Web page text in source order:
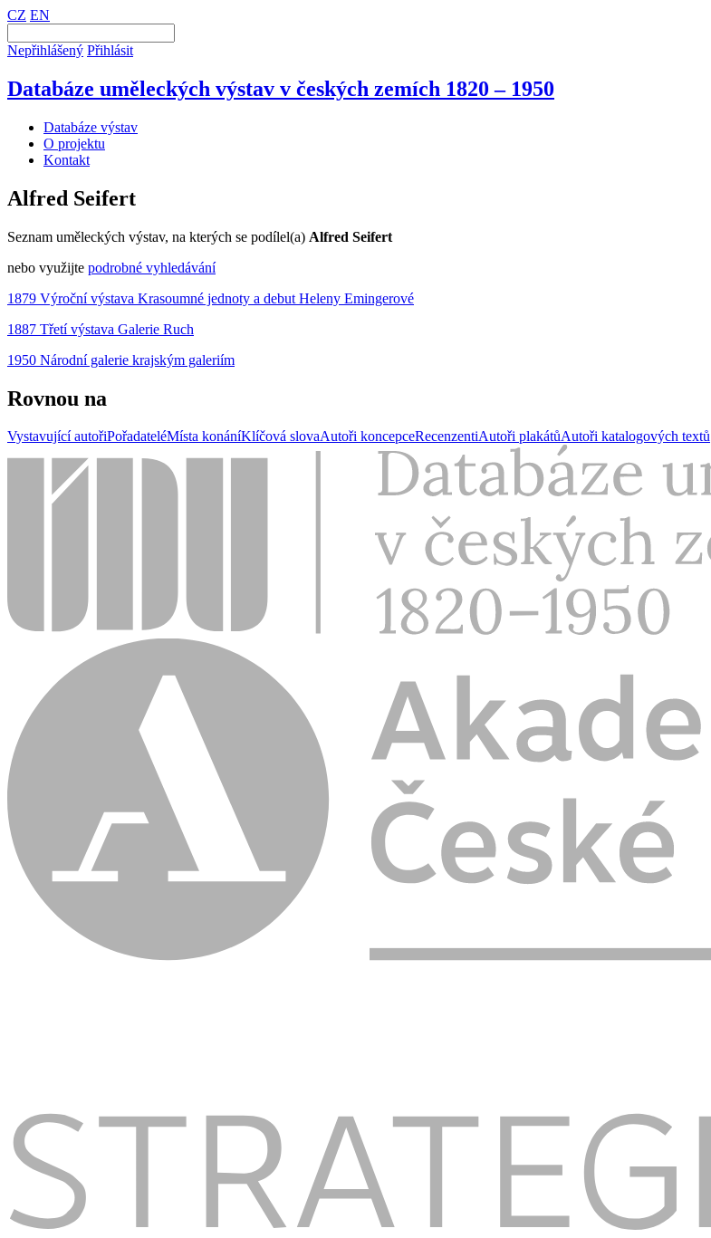
CZ EN
Nepřihlášený Přihlásit
Databáze uměleckých výstav v českých zemích 1820 – 1950
Databáze výstav
O projektu
Kontakt
Alfred Seifert
Seznam uměleckých výstav, na kterých se podílel(a) Alfred Seifert
nebo využijte podrobné vyhledávání
1879 Výroční výstava Krasoumné jednoty a debut Heleny Emingerové
1887 Třetí výstava Galerie Ruch
1950 Národní galerie krajským galeriím
Rovnou na
Vystavující autořiPořadateléMísta konáníKlíčová slovaAutoři koncepceRecenzentiAutoři plakátůAutoři katalogových textů